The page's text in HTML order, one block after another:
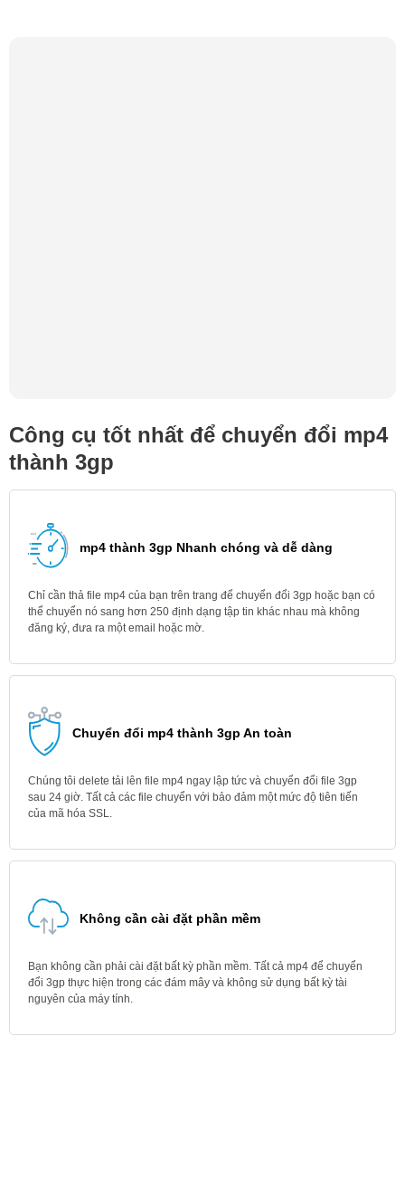
Công cụ tốt nhất để chuyển đổi mp4
thành 3gp
mp4 thành 3gp Nhanh chóng và dễ dàng
Chỉ cần thả file mp4 của bạn trên trang để chuyển đổi 3gp hoặc bạn có
thể chuyển nó sang hơn 250 định dạng tập tin khác nhau mà không
đăng ký, đưa ra một email hoặc mờ.
Chuyển đổi mp4 thành 3gp An toàn
Chúng tôi delete tải lên file mp4 ngay lập tức và chuyển đổi file 3gp
sau 24 giờ. Tất cả các file chuyển với bảo đảm một mức độ tiên tiến
của mã hóa SSL.
Không cần cài đặt phần mềm
Bạn không cần phải cài đặt bất kỳ phần mềm. Tất cả mp4 để chuyển
đổi 3gp thực hiện trong các đám mây và không sử dụng bất kỳ tài
nguyên của máy tính.